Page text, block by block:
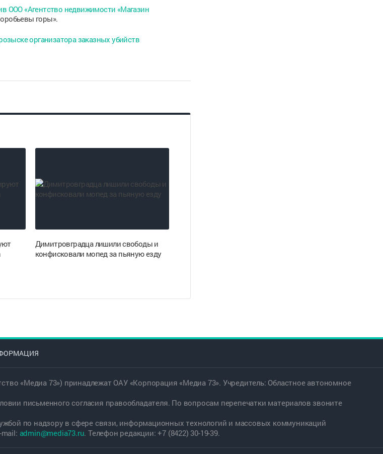
ООО «Агентство недвижимости «Магазин
горы».
организатора заказных убийств
Димитровградца лишили свободы и
конфисковали мопед за пьяную езду
«Медиа 73») принадлежат ОАУ «Корпорация «Медиа 73». Учредитель: Областное автономное
письменного согласия правообладателя. По вопросам перепечатки материалов звоните
по надзору в сфере связи, информационных технологий и массовых коммуникаций
admin@media73.ru. Телефон редакции: +7 (8422) 30-19-39.